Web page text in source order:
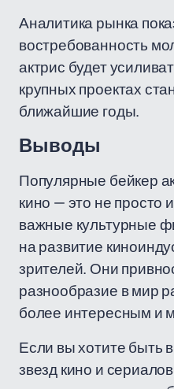
Аналитика рынка
востребованность
актрис будет
крупных проектах
ближайшие годы.
Выводы
Популярные бейкер
кино — это не просто
важные культурные
на развитие
зрителей. Они
разнообразие в мир
более интересным и
Если вы хотите быть
звезд кино и